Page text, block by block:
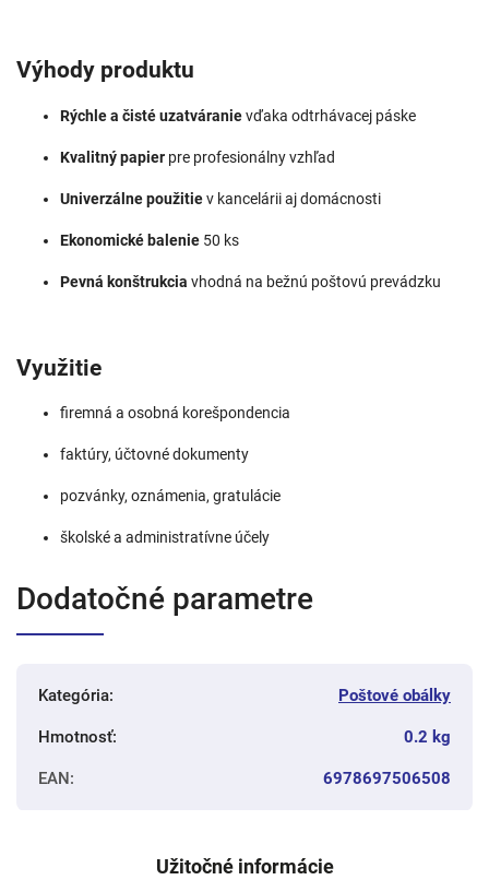
Výhody produktu
Rýchle a čisté uzatváranievďaka odtrhávacej páske
Kvalitný papier pre profesionálny vzhľad
Univerzálne použitiev kancelárii aj domácnosti
Ekonomické balenie 50 ks
Pevná konštrukcia vhodná na bežnú poštovú prevádzku
Využitie
firemná a osobná korešpondencia
faktúry, účtovné dokumenty
pozvánky, oznámenia, gratulácie
školské a administratívne účely
Dodatočné parametre
Kategória: Poštové obálky
Hmotnosť: 0.2 kg
EAN : 6978697506508
Užitočné informácie